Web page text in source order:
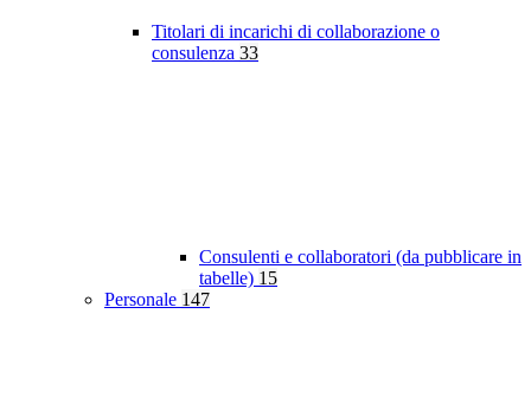
Titolari di incarichi di collaborazione o
consulenza 33
Consulenti e collaboratori (da pubblicare in
tabelle) 15
Personale 147